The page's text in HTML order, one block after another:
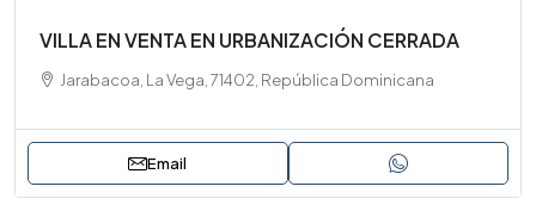
VILLA EN VENTA EN URBANIZACIÓN CERRADA
Jarabacoa, La Vega, 71402, República Dominicana
Email